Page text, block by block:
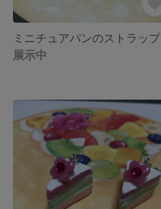
ミニチュアパンのストラップ
展示中